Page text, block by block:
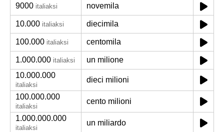
9000 italiaksi novemila
10.000 italiaksi diecimila
100.000 italiaksi centomila
1.000.000 italiaksi
un milione
10.000.000
italiaksi
dieci milioni
100.000.000
italiaksi
cento milioni
1.000.000.000
italiaksi
un miliardo